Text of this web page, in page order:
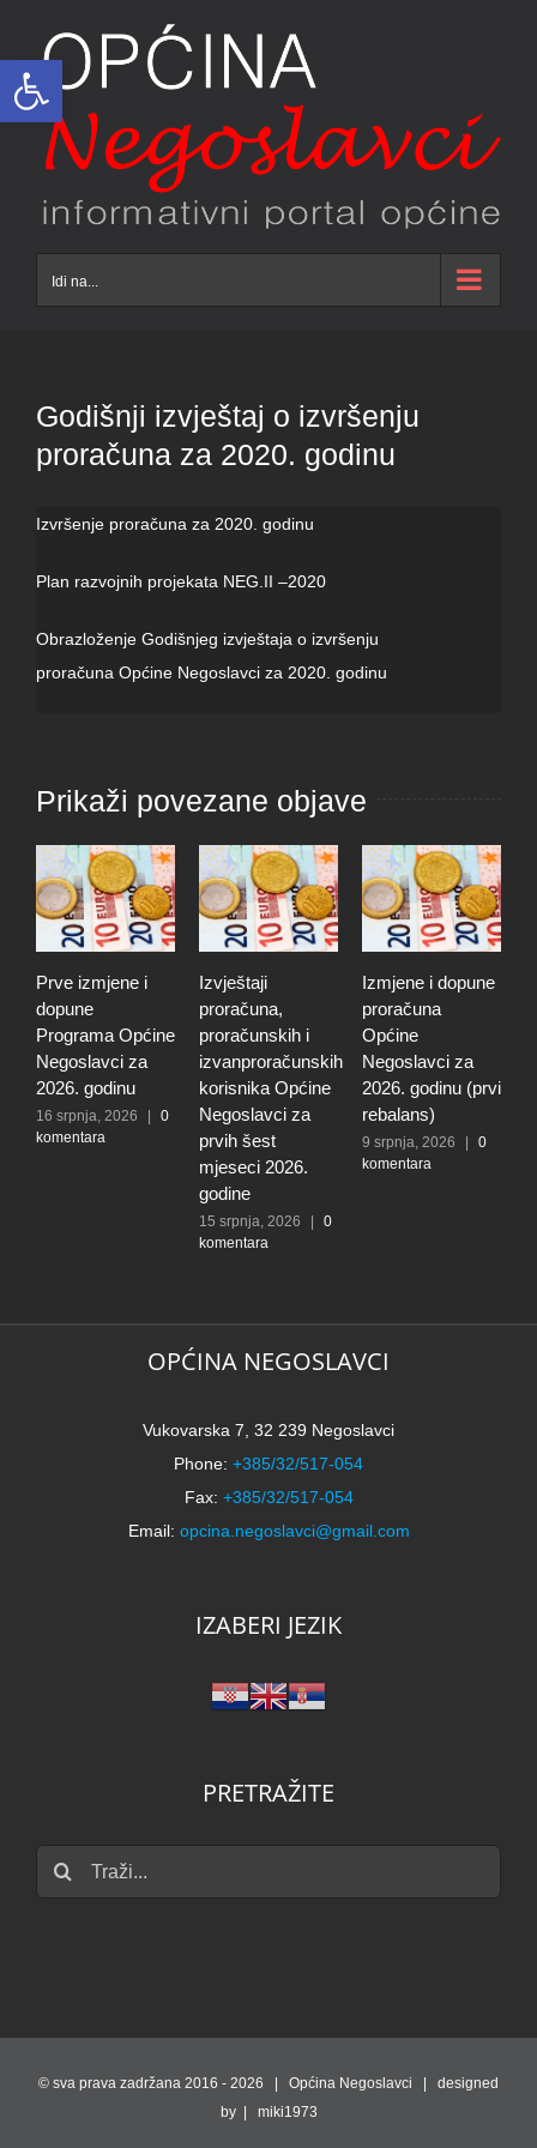
Open toolbar
content
Idi na...
Godišnji izvještaj o izvršenju
proračuna za 2020. godinu
Izvršenje proračuna za 2020. godinu
Plan razvojnih projekata NEG.II –2020
Obrazloženje Godišnjeg izvještaja o izvršenju
proračuna Općine Negoslavci za 2020. godinu
Prikaži povezane objave
Prve izmjene i
dopune
Programa Općine
Negoslavci za
2026. godinu
16 srpnja, 2026
0
komentara
Izvještaji
proračuna,
proračunskih i
izvanproračunskih
korisnika Općine
Negoslavci za
prvih šest
mjeseci 2026.
godine
15 srpnja, 2026
0
komentara
Izmjene i dopune
proračuna
Općine
Negoslavci za
2026. godinu (prvi
rebalans)
9 srpnja, 2026
0
komentara
OPĆINA NEGOSLAVCI
Vukovarska 7, 32 239 Negoslavci
Phone: +385/32/517-054
Fax: +385/32/517-054
Email: opcina.negoslavci@gmail.com
IZABERI JEZIK
PRETRAŽITE
Traži...
© sva prava zadržana 2016 - 2026 | Općina Negoslavci | designed
by | miki1973